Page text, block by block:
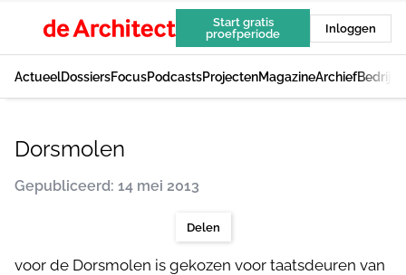
Start gratis
proefperiode
Inloggen
ActueelDossiersFocusPodcastsProjectenMagazineArchief
Dorsmolen
Gepubliceerd: 14 mei 2013
Delen
voor de Dorsmolen is gekozen voor taatsdeuren van